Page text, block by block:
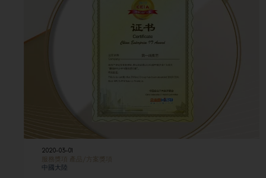
2020-03-01
服務獎項
產品/方案獎項
中國大陸